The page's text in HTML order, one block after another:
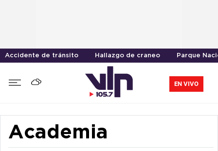
Accidente de tránsito Hallazgo de craneo Parque
EN VIVO
Academia